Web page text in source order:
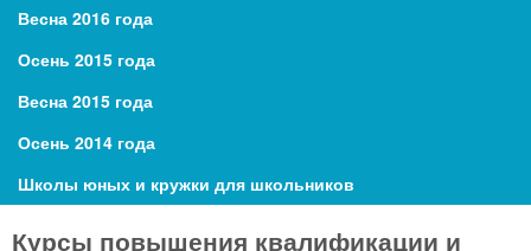
Весна 2016 года
Осень 2015 года
Весна 2015 года
Осень 2014 года
Школы юных и кружки для школьников
Курсы повышения квалификации и